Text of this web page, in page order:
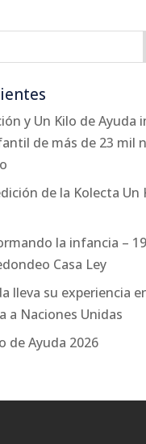
y Un Kilo de Ayuda
de más de 23 mil
de la Kolecta Un
la infancia –
Casa Ley
lleva su experiencia
a Naciones Unidas
de Ayuda 2026